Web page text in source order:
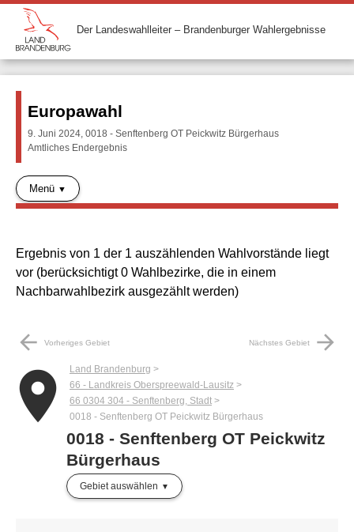
Der Landeswahlleiter – Brandenburger Wahlergebnisse
Europawahl
9. Juni 2024, 0018 - Senftenberg OT Peickwitz Bürgerhaus
Amtliches Endergebnis
Menü
Ergebnis von 1 der 1 auszählenden Wahlvorstände liegt
vor (berücksichtigt 0 Wahlbezirke, die in einem
Nachbarwahlbezirk ausgezählt werden)
arrow_back Vorheriges Gebiet Nächstes Gebiet arrow_forward
place
Land Brandenburg
66 - Landkreis Oberspreewald-Lausitz
66 0304 304 - Senftenberg, Stadt
0018 - Senftenberg OT Peickwitz Bürgerhaus
0018 - Senftenberg OT Peickwitz
Bürgerhaus
Gebiet auswählen